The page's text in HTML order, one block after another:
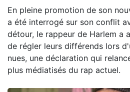
En pleine promotion de son
a été interrogé sur son conflit
détour, le rappeur de Harlem a
de régler leurs différends lors
nues, une déclaration qui
plus médiatisés du rap actuel.